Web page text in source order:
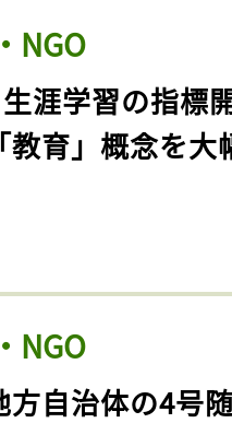
NGO
生涯学習の指標
育」概念を大
NGO
方自治体の4号